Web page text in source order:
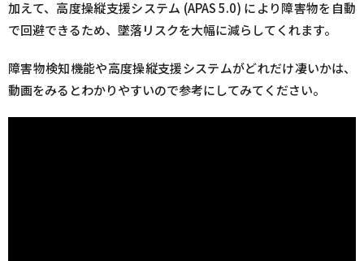
加えて、高度操縦支援システム (APAS 5.0) により障害物を自動
で回避できるため、墜落リスクを大幅に減らしてくれます。
障害物検知機能や高度操縦支援システムがどれだけ凄いかは、
動画をみるとわかりやすいので参考にしてみてください。